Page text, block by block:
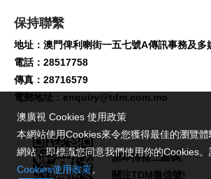
保持聯繫
地址：澳門俾利喇街一五七號A傳訊事務及多
電話：28517758
傳真：28716579
電郵地址： enquiry@tdm.com.mo
請即掃描二維碼,
關注TDM微信號!
澳廣視 Cookies 使用政策
本網站使用Cookies來令您獲得最佳的瀏覽
網站，即標識您同意我們使用你的Cookies
Cookies使用政策。